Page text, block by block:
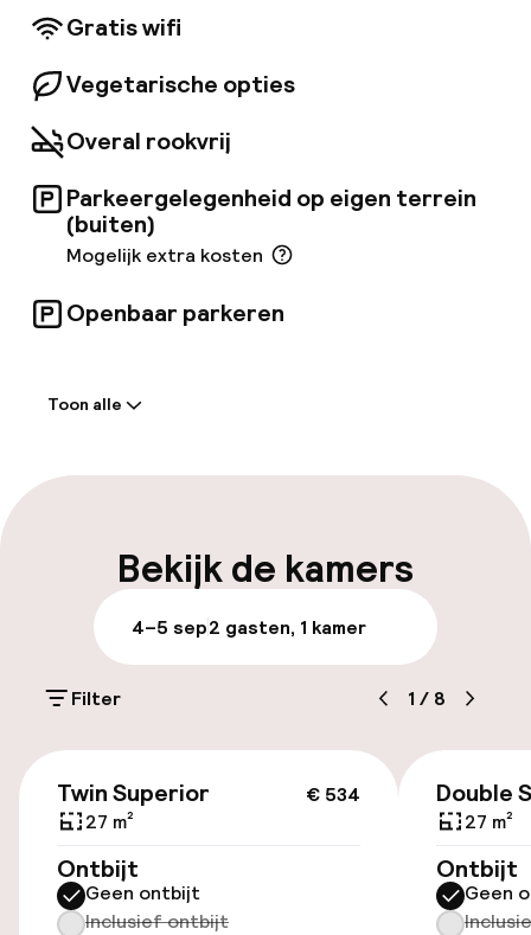
loopafstand.
Gratis wifi
Vegetarische opties
Overal rookvrij
Parkeergelegenheid op eigen terrein
(buiten)
Mogelijk extra kosten
Openbaar parkeren
Meertalige medewerkers
Parkeren & mobiliteit
Parkeergelegenheid op eigen terrein
(buiten)
Openbaar parkeren
Fietsen beschikbaar
Toon alle
Bekijk de kamers
4–5 sep2 gasten, 1 kamer
Filter 1 / 8
€ 534
Twin Superior
27 m²
Ontbijt
Geen ontbijt
Inclusief ontbijt
Double
27 m²
Ontbijt
Geen